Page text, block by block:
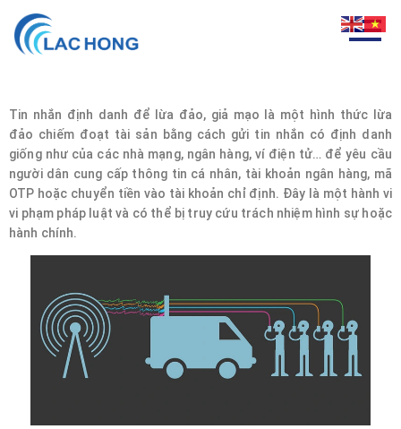
Tin nhắn định danh để lừa đảo, giả mạo là một hình thức lừa
đảo chiếm đoạt tài sản bằng cách gửi tin nhắn có định danh
giống như của các nhà mạng, ngân hàng, ví điện tử… để yêu cầu
người dân cung cấp thông tin cá nhân, tài khoản ngân hàng, mã
OTP hoặc chuyển tiền vào tài khoản chỉ định. Đây là một hành vi
vi phạm pháp luật và có thể bị truy cứu trách nhiệm hình sự hoặc
hành chính.